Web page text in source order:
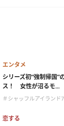
エンタメ
シリーズ初“強制帰国”
ス！ 女性が沼るモ...
＃シャッフルアイランド
恋する